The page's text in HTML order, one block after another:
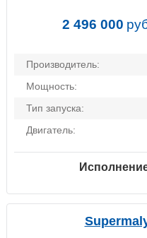
2 496 000
Производитель:
Мощность:
Тип запуска:
Двигатель: